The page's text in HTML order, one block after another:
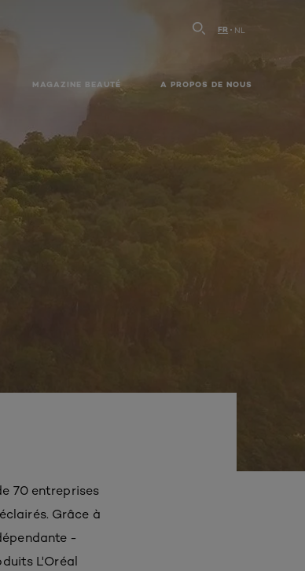
MAGAZINE BEAUTÉ A PROPOS DE NOUS
FR NL
70 entreprises
Grâce à
-
L'Oréal